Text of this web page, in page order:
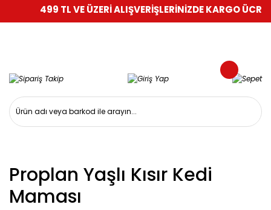
499 TL VE ÜZERİ ALIŞVERİŞLERİNİZDE KARGO
Proplan Yaşlı Kısır Kedi
Maması